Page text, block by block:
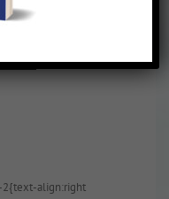
2{text-align:right